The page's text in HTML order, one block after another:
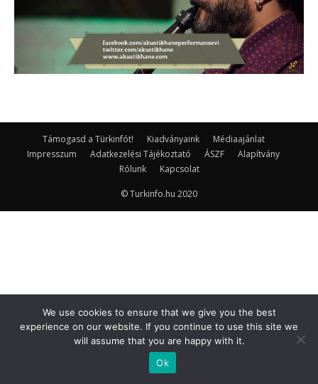
Támogasd a Türkinfót! Kiadványaink
Médiaajánlat
Impresszum
Adatkezelési Tájékoztató ÁSZF
Alapítvány
Rólunk
Kapcsolat
© Turkinfo.hu 2020
We use cookies to ensure that we give you the best
experience on our website. If you continue to use this site we
will assume that you are happy with it.
Ok